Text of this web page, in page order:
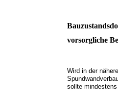
vorsorgliche
Wird in der
sollte mindestens